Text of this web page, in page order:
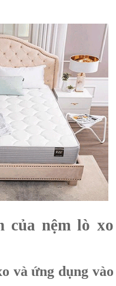
của nệm lò xo
và ứng dụng vào